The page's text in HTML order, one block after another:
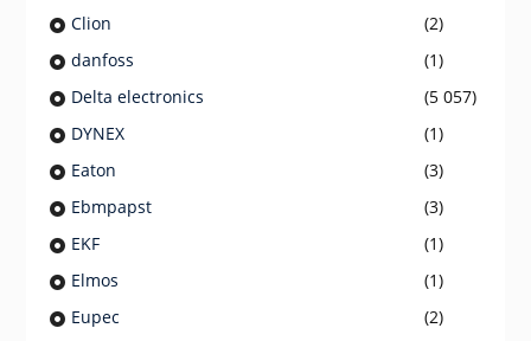
Clion
(2)
danfoss
(1)
Delta electronics
(5 057)
DYNEX
(1)
Eaton
(3)
Ebmpapst
(3)
EKF
(1)
Elmos
(1)
Eupec
(2)